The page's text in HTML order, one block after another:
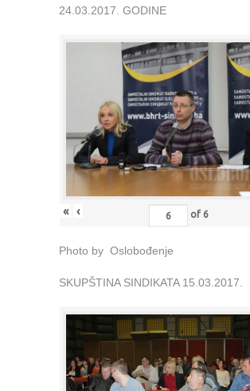
24.03.2017. GODINE
« ‹ of 6
Photo by Oslobođenje
SKUPŠTINA SINDIKATA 15.03.2017.